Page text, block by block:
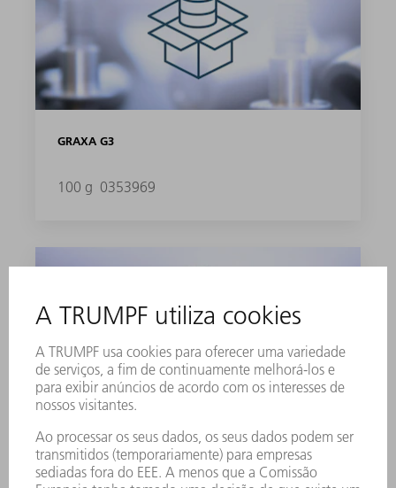
GRAXA G3
100 g 0353969
GRAXA G1
900 g 0139440